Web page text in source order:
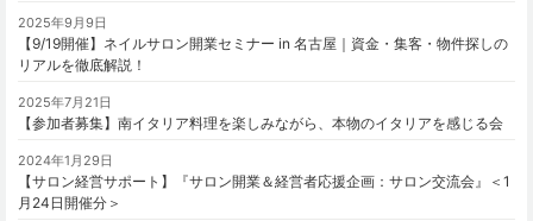
2025年9月9日
【9/19開催】ネイルサロン開業セミナー in 名古屋｜資金・集客・物件探しの
リアルを徹底解説！
2025年7月21日
【参加者募集】南イタリア料理を楽しみながら、本物のイタリアを感じる会
2024年1月29日
【サロン経営サポート】『サロン開業＆経営者応援企画：サロン交流会』＜1
月24日開催分＞